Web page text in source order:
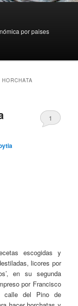
por paises
1
escogidas y
licores por
en su segunda
por Francisco
calle del Pino de